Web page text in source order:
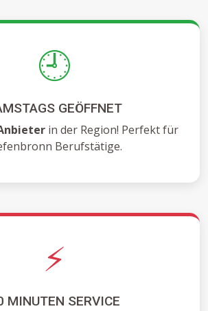
🕘
GEÖFFNET
in der Region! Perfekt für
Berufstätige.
⚡
MINUTEN SERVICE